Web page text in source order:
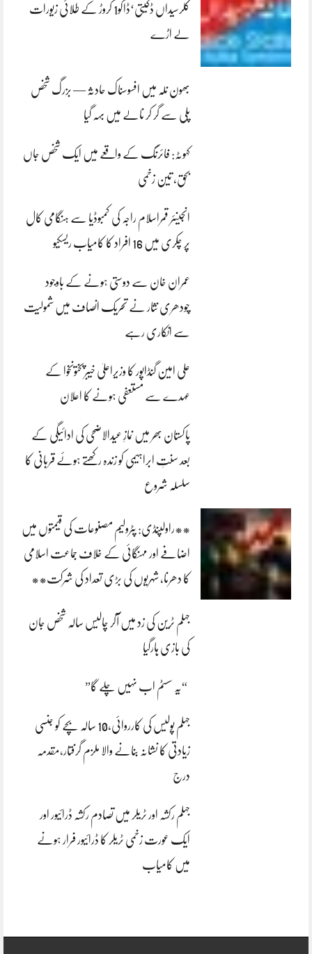
کلرسیداں ڈکیتی‘ڈاکو1 کروڑ کے طلائی زیورات
لے اڑے
بھون نلہ میں افسوسناک حادثہ — بزرگ شخص
پلی سے گر کر نالے میں بہہ گیا
کہوٹہ: فائرنگ کے واقعے میں ایک شخص جاں
بحق، تین زخمی
انجینئر قمراسلام راجہ کی کمبوڈیا سے ہنگامی کال
پر چکری میں 16 افراد کا کامیاب ریسکیو
عمران خان سے دوستی ہونے کے باوجود
چودھری نثار نے تحریک انصاف میں شمولیت
سے انکاری رہے
علی امین گنڈاپور کا وزیراعلیٰ خیبرپختونخوا کے
عہدے سے مستعفی ہونے کا اعلان
پاکستان بھر میں نمازِ عیدالاضحی کی ادائیگی کے
بعد سنتِ ابراہیمی کو زندہ رکھتے ہوئے قربانی کا
سلسلہ شروع
**راولپنڈی: پٹرولیم مصنوعات کی قیمتوں میں
اضافے اور مہنگائی کے خلاف جماعت اسلامی
کا دھرنا، شہریوں کی بڑی تعداد کی شرکت**
جہلم ٹرین کی زد میں آکر چالیس سالہ شخص جان
کی بازی ہارگیا
“یہ سسٹم اب نہیں چلے گا”
جہلم پولیس کی کارروائی،10 سالہ بچے کو جنسی
زیادتی کا نشانہ بنانے والا ملزم گرفتار،مقدمہ
درج
جہلم رکشہ اور ٹریلر میں تصادم رکشہ ڈرائیور اور
ایک عورت زخمی ٹریلر کا ڈرائیور فرار ہونے
میں کامیاب